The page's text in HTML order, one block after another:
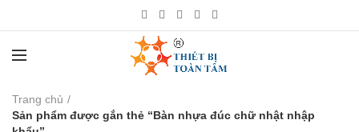
Trang chủ
Sản phẩm được gắn thẻ “Bàn nhựa đúc chữ nhật nhập